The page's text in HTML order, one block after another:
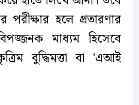
পরীক্ষার হলে প্রতারণার
মাধ্যম হিসেবে
বুদ্ধিমত্তা বা 'এআই